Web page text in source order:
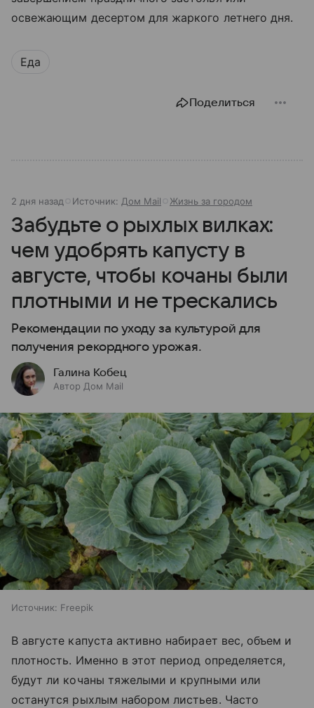
освежающим десертом для жаркого летнего дня.
Еда
Поделиться
2 дня назад Источник: Дом Mail Жизнь за городом
Забудьте о рыхлых вилках:
чем удобрять капусту в
августе, чтобы кочаны были
плотными и не трескались
Рекомендации по уходу за культурой для
получения рекордного урожая.
Галина Кобец
Автор Дом Mail
Источник: Freepik
В августе капуста активно набирает вес, объем и
плотность. Именно в этот период определяется,
будут ли кочаны тяжелыми и крупными или
останутся рыхлым набором листьев. Часто